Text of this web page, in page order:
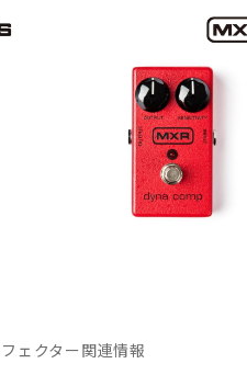
ェクター関連情報